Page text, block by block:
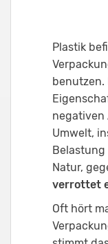
Plastik
benutzen.
negativen
Umwelt,
Natur,
verrottet
Oft hört